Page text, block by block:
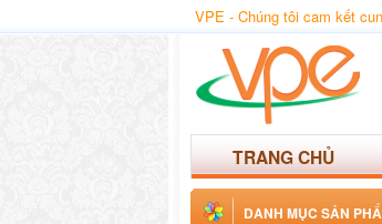
VPE - Chúng tôi cam kết
TRANG CHỦ
DANH MỤC SẢN